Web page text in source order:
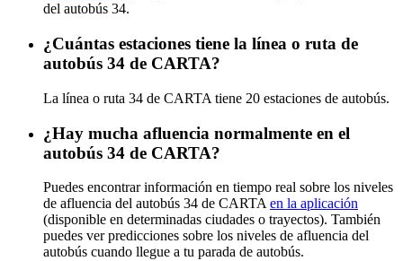
del autobús 34.
¿Cuántas estaciones tiene la línea o ruta de
autobús 34 de CARTA?
La línea o ruta 34 de CARTA tiene 20 estaciones de autobús.
¿Hay mucha afluencia normalmente en el
autobús 34 de CARTA?
Puedes encontrar información en tiempo real sobre los niveles
de afluencia del autobús 34 de CARTA en la aplicación
(disponible en determinadas ciudades o trayectos). También
puedes ver predicciones sobre los niveles de afluencia del
autobús cuando llegue a tu parada de autobús.